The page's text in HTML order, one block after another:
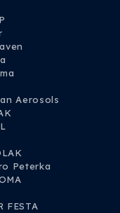
Aerosols
Peterka
FESTA